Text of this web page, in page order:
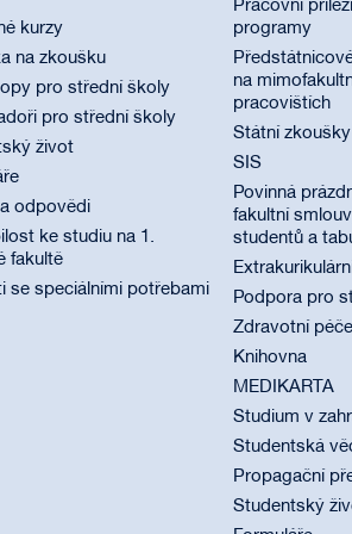
kurzy
na zkoušku
pro střední školy
pro střední školy
život
odpovědi
ke studiu na 1.
fakultě
se speciálními potřebami
Pracovní
programy
na
pracovištích
Státní
SIS
Povinná
fakultní
studentů a
Podpora pro
Zdravotní
Knihovna
MEDIKARTA
Studium v
Studentská
Propagační
Studentský